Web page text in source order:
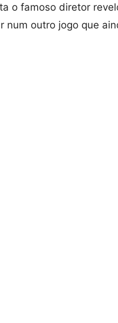
o famoso diretor
num outro jogo que